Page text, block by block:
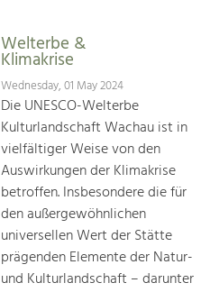
Welterbe &
Klimakrise
Wednesday, 01 May 2024
Die UNESCO-Welterbe
Kulturlandschaft Wachau ist in
vielfältiger Weise von den
Auswirkungen der Klimakrise
betroffen. Insbesondere die für
den außergewöhnlichen
universellen Wert der Stätte
prägenden Elemente der Natur-
und Kulturlandschaft – darunter